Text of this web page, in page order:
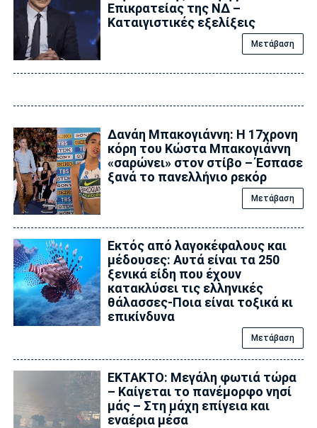
Επικρατείας της ΝΔ –
Καταιγιστικές εξελίξεις
Μετάβαση
Δανάη Μπακογιάννη: Η 17χρονη
κόρη του Κώστα Μπακογιάννη
«σαρώνει» στον στίβο – Έσπασε
ξανά το πανελλήνιο ρεκόρ
Μετάβαση
Εκτός από λαγοκέφαλους και
μέδουσες: Aυτά είναι τα 250
ξενικά είδη που έχουν
κατακλύσει τις ελληνικές
θάλασσες-Ποια είναι τοξικά κι
επικίνδυνα
Μετάβαση
ΕΚΤΑΚΤΟ: Μεγάλη φωτιά τώρα
– Καίγεται το πανέμορφο νησί
μάς – Στη μάχη επίγεια και
εναέρια μέσα